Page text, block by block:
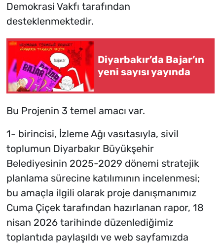
Demokrasi Vakfı tarafından
desteklenmektedir.
Diyarbakır’da Bajar’ın
yeni sayısı yayında
Bu Projenin 3 temel amacı var.
1- birincisi, İzleme Ağı vasıtasıyla, sivil
toplumun Diyarbakır Büyükşehir
Belediyesinin 2025-2029 dönemi stratejik
planlama sürecine katılımının incelenmesi;
bu amaçla ilgili olarak proje danışmanımız
Cuma Çiçek tarafından hazırlanan rapor, 18
nisan 2026 tarihinde düzenlediğimiz
toplantıda paylaşıldı ve web sayfamızda